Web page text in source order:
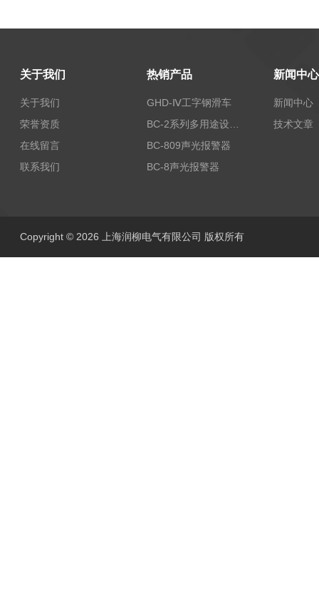
关于我们
关于我们
荣誉资质
在线留言
联系我们
热销产品
GHD-Ⅳ工字钢滑车
BC-809声光报警器
BC-8声光报警器
新闻中心
新闻中心
技术文章
Copyright © 2026 上海润柳电气有限公司 版权所有